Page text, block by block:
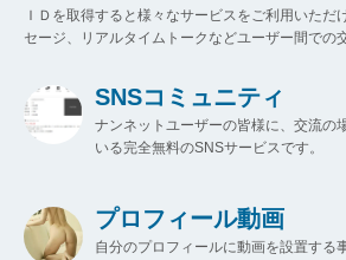
ＩＤを取得すると様々なサービスをご利用いただ
セージ、リアルタイムトークなどユーザー間での
SNSコミュニティ
ナンネットユーザーの皆様に、交流の
いる完全無料のSNSサービスです。
プロフィール動画
自分のプロフィールに動画を設置す